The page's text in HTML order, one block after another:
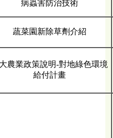
病蟲害防治技術
蔬菜園新除草劑介紹
農業政策說明-對地綠色環境
給付計畫